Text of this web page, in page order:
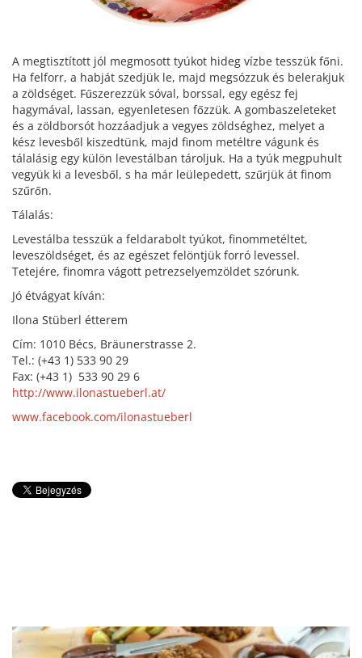
A megtisztított jól megmosott tyúkot hideg vízbe tesszük főni.
Ha felforr, a habját szedjük le, majd megsózzuk és belerakjuk
a zöldséget. Fűszerezzük sóval, borssal, egy egész fej
hagymával, lassan, egyenletesen főzzük. A gombaszeleteket
és a zöldborsót hozzáadjuk a vegyes zöldséghez, melyet a
kész levesből kiszedtünk, majd finom metéltre vágunk és
tálalásig egy külön levestálban tároljuk. Ha a tyúk megpuhult
vegyük ki a levesből, s ha már leülepedett, szűrjük át finom
szűrőn.
Tálalás:
Levestálba tesszük a feldarabolt tyúkot, finommetéltet,
leveszöldséget, és az egészet felöntjük forró levessel.
Tetejére, finomra vágott petrezselyemzöldet szórunk.
Jó étvágyat kíván:
Ilona Stüberl étterem
Cím: 1010 Bécs, Bräunerstrasse 2.
Tel.: (+43 1) 533 90 29
Fax: (+43 1) 533 90 29 6
http://www.ilonastueberl.at/
www.facebook.com/ilonastueberl